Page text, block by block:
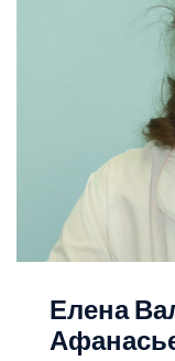
Елена